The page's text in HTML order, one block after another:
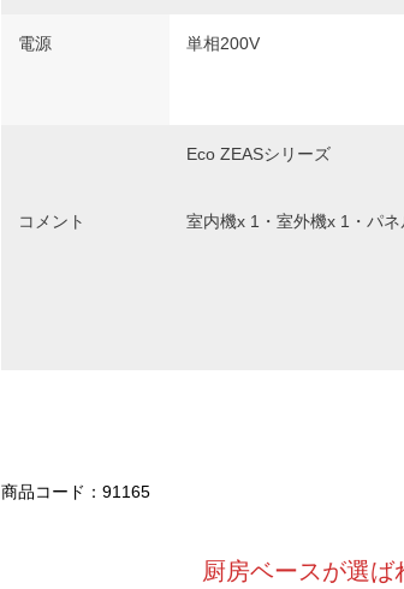
電源 単相200V
コメント
Eco ZEASシリーズ
室内機x 1・室外機x 1・パ
商品コード：91165
厨房ベースが選ば